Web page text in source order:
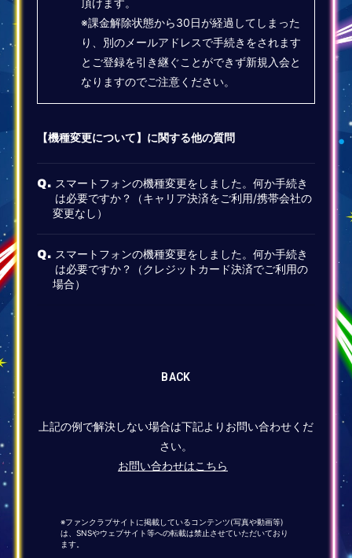
※課金解除状態から30日が経過してしまった
り、別のメールアドレスで手続きをされます
とご登録を引き継ぐことができず新規入会と
なりますのでご注意ください。
【機種変更について】に関する他の質問
Q. スマートフォンの機種変更をしました。何か手続き
は必要ですか？（キャリア決済をご利用/携帯会社の
変更なし）
Q. スマートフォンの機種変更をしました。何か手続き
は必要ですか？（クレジットカード決済でご利用の
場合）
BACK
上記の例で解決しない場合は下記よりお問い合わせくだ
さい。
お問い合わせはこちら
※ファンクラブサイトに掲載しているコンテンツ(写真や動画等)
は、SNSやウェブサイト等への転載は禁止させていただいており
ます。